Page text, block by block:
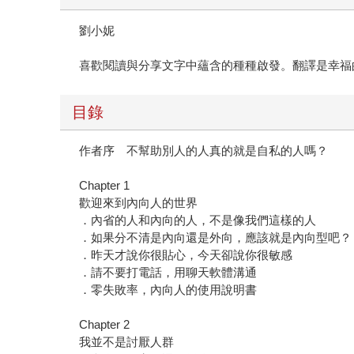
劉小妮
喜歡閱讀與分享文字中蘊含的種種啟發。翻譯是幸
目錄
作者序 不幫助別人的人真的就是自私的人嗎？
Chapter 1
歡迎來到內向人的世界
．內省的人和內向的人，不是像我們這樣的人
．如果分不清是內向還是外向，應該就是內向型吧？
．昨天才說你很貼心，今天卻說你很敏感
．請不要打電話，用聊天軟體溝通
．零失敗率，內向人的使用說明書
Chapter 2
我並不是討厭人群